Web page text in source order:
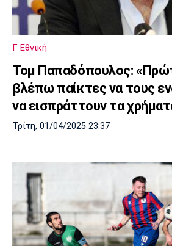
Γ Εθνική
Τομ Παπαδόπουλος:
βλέπω παίκτες να τους
να εισπράττουν τα
Τρίτη, 01/04/2025 23:37